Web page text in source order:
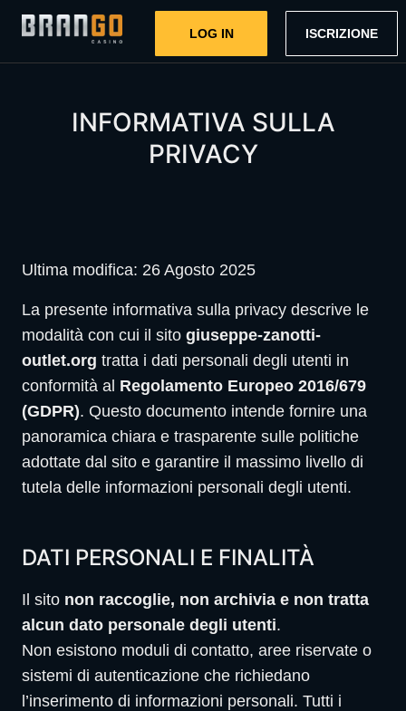
LOG IN ISCRIZIONE
INFORMATIVA SULLA
PRIVACY
Ultima modifica: 26 Agosto 2025
La presente informativa sulla privacy descrive le
modalità con cui il sito giuseppe-zanotti-
outlet.org tratta i dati personali degli utenti in
conformità al Regolamento Europeo 2016/679
(GDPR). Questo documento intende fornire una
panoramica chiara e trasparente sulle politiche
adottate dal sito e garantire il massimo livello di
tutela delle informazioni personali degli utenti.
DATI PERSONALI E FINALITÀ
Il sito non raccoglie, non archivia e non tratta
alcun dato personale degli utenti.
Non esistono moduli di contatto, aree riservate o
sistemi di autenticazione che richiedano
l’inserimento di informazioni personali. Tutti i